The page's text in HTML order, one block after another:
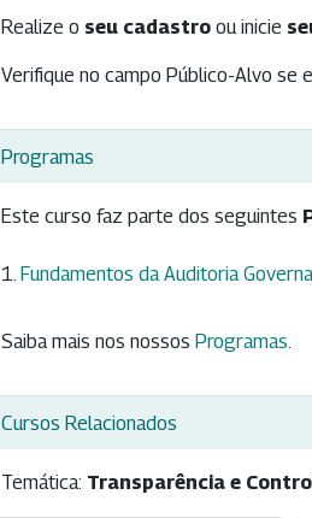
Realize o seu cadastro ou inicie
Verifique no campo Público-Alvo se
Programas
Este curso faz parte dos seguintes
Fundamentos da Auditoria
Saiba mais nos nossos Programas.
Cursos Relacionados
Temática: Transparência e